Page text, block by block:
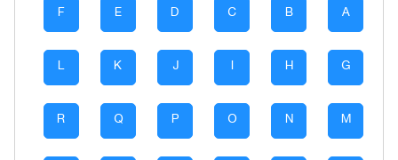
A
B
C
D
E
F
G
H
I
J
K
L
M
N
O
P
Q
R